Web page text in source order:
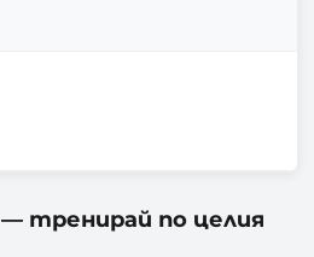
тренирай по целия